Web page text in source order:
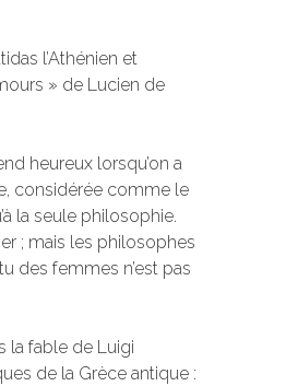
l’Athénien et
» de Lucien de
heureux lorsqu’on a
considérée comme le
la seule philosophie.
; mais les philosophes
des femmes n’est pas
la fable de Luigi
de la Grèce antique :